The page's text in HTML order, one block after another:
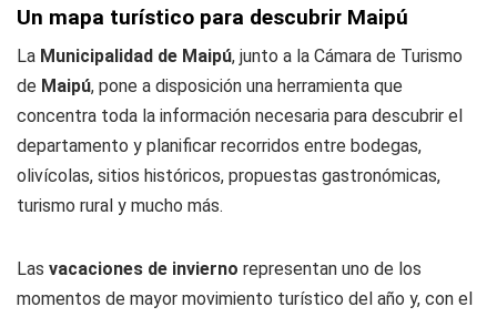
Un mapa turístico para descubrir Maipú
La Municipalidad de Maipú, junto a la Cámara de Turismo
de Maipú, pone a disposición una herramienta que
concentra toda la información necesaria para descubrir el
departamento y planificar recorridos entre bodegas,
olivícolas, sitios históricos, propuestas gastronómicas,
turismo rural y mucho más.
Las vacaciones de invierno representan uno de los
momentos de mayor movimiento turístico del año y, con el